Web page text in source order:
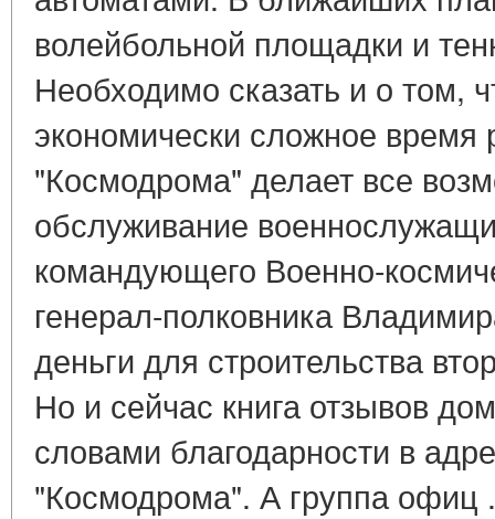
волейбольной площадки и
Необходимо сказать и о том,
экономически сложное время
"Космодрома" делает все
обслуживание
командующего Военно-
генерал-полковника
деньги для строительства
Но и сейчас книга отзывов
словами благодарности в
"Космодрома". А группа офиц